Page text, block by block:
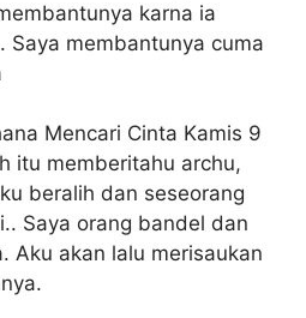
karna ia
Saya membantunya cuma
Mencari Cinta Kamis 9
itu memberitahu archu,
beralih dan seseorang
Saya orang bandel dan
Aku akan lalu merisaukan